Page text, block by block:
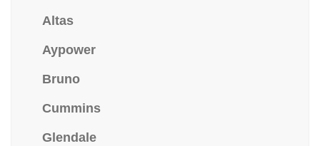
Altas
Aypower
Bruno
Cummins
Glendale